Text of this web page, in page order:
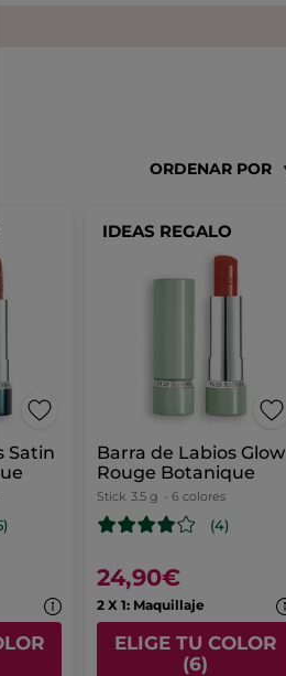
ORDENAR POR
Satin
IDEAS REGALO
Barra de Labios Glow
Rouge Botanique
Stick 3.5 g - 6 colores
(4)
24,90€
2 X 1: Maquillaje
ELIGE TU COLOR
(6)